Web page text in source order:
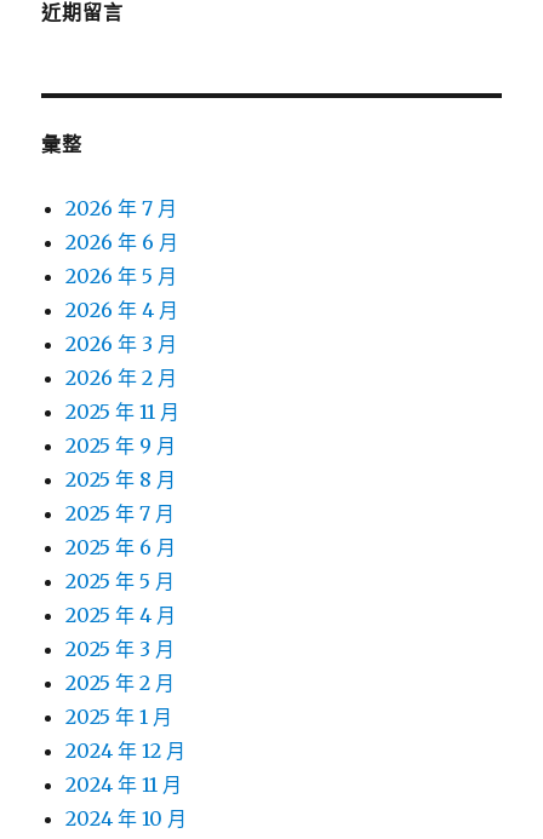
近期留言
彙整
2026 年 7 月
2026 年 6 月
2026 年 5 月
2026 年 4 月
2026 年 3 月
2026 年 2 月
2025 年 11 月
2025 年 9 月
2025 年 8 月
2025 年 7 月
2025 年 6 月
2025 年 5 月
2025 年 4 月
2025 年 3 月
2025 年 2 月
2025 年 1 月
2024 年 12 月
2024 年 11 月
2024 年 10 月